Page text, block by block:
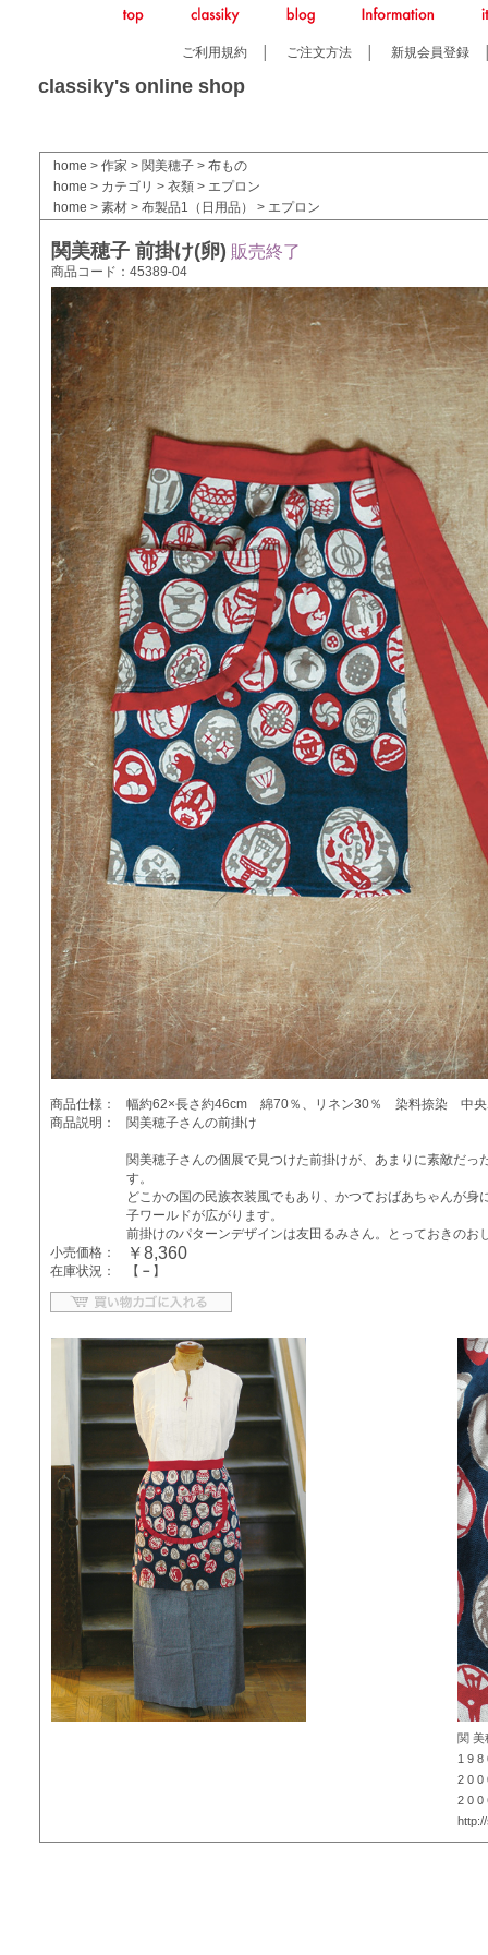
ご利用規約 ご注文方法 新規会員登録
classiky's online shop
home > 作家 > 関美穂子 > 布もの
home > カテゴリ > 衣類 > エプロン
home > 素材 > 布製品1（日用品） > エプロン
関美穂子 前掛け(卵) 販売終了
商品コード：45389-04
商品仕様：
幅約62×長さ約46cm 綿70％、リネン30％ 染料捺染 中
商品説明：
関美穂子さんの前掛け
関美穂子さんの個展で見つけた前掛けが、あまりに素敵だ
す。
どこかの国の民族衣装風でもあり、かつておばあちゃんが
子ワールドが広がります。
前掛けのパターンデザインは友田るみさん。とっておきのお
小売価格：
￥8,360
在庫状況： 【 － 】
関 美
1 9
2 0 0
2 0 0